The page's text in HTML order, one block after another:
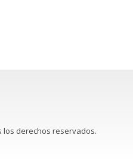
los derechos reservados.